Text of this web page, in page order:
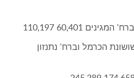
60,401 110,197
הכרמל וברח' נתנזון